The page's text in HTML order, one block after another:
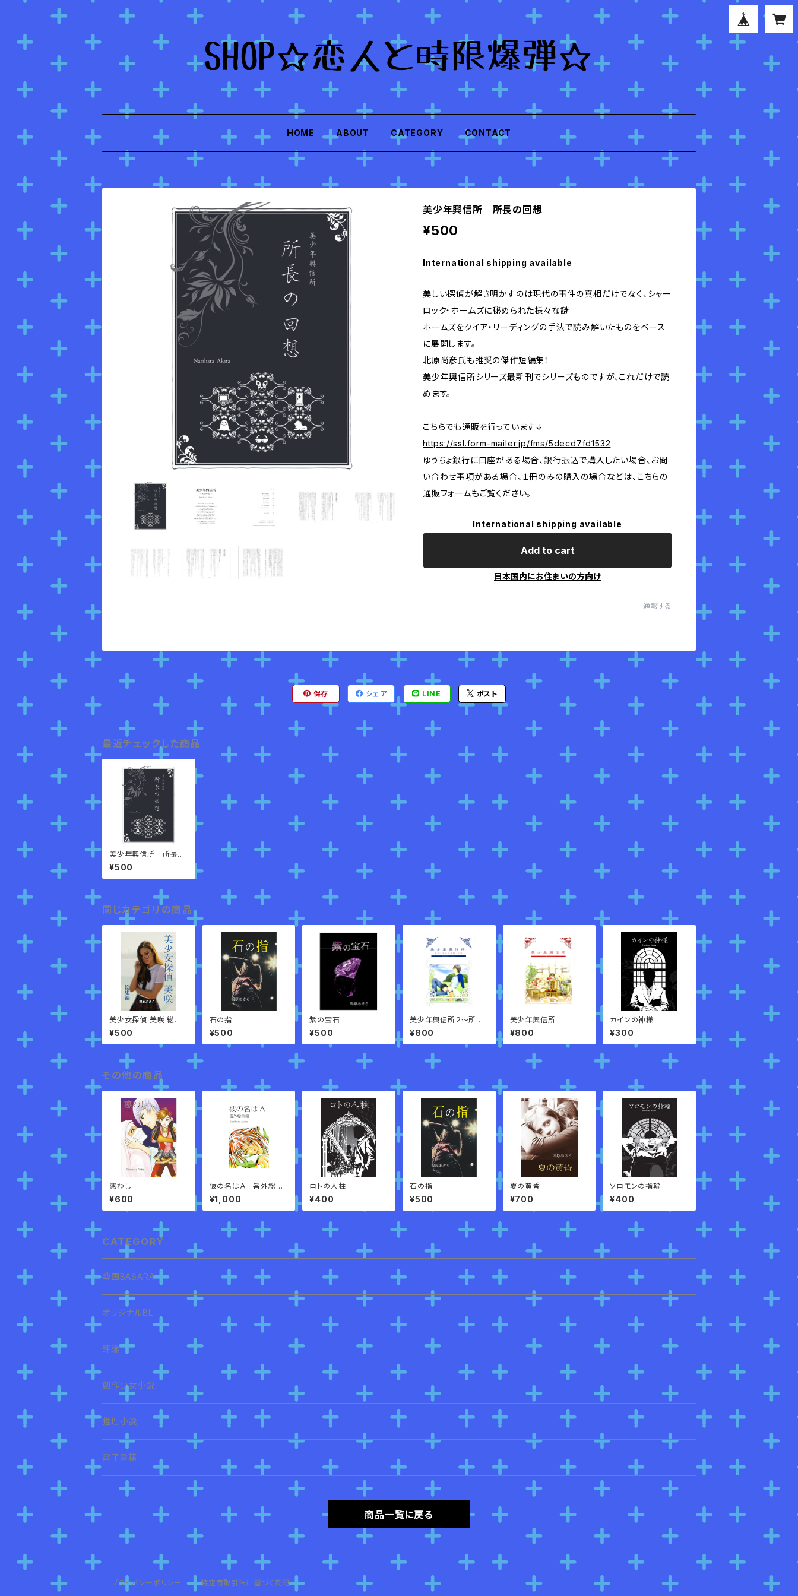
HOME ABOUT CATEGORY CONTACT
美少年興信所 所長の回想
¥500
International shipping available
美しい探偵が解き明かすのは現代の事件の真相だけでなく、シャー
ロック・ホームズに秘められた様々な謎――
ホームズをクイア・リーディングの手法で読み解いたものをベース
に展開します。
北原尚彦氏も推奨の傑作短編集！
美少年興信所シリーズ最新刊でシリーズものですが、これだけで読
めます。
こちらでも通販を行っています↓
https://ssl.form-mailer.jp/fms/5decd7fd1532
ゆうちょ銀行に口座がある場合、銀行振込で購入したい場合、お問
い合わせ事項がある場合、１冊のみの購入の場合などは、こちらの
通販フォームもご覧ください。
International shipping available
Add to cart
日本国内にお住まいの方向け
通報する
保存 シェア LINE ポスト
最近チェックした商品
美少年興信所 所長の
回想
¥500
同じカテゴリの商品
美少女探偵 美咲 総集
編
¥500
石の指
¥500
紫の宝石
¥500
美少年興信所２～所長
の逆襲～
¥800
美少年興信所
¥800
カインの神様
¥300
その他の商品
惑わし
¥600
彼の名はＡ 番外総集
編
¥1,000
ロトの人柱
¥400
石の指
¥500
夏の黄昏
¥700
ソロモンの指輪
¥400
CATEGORY
戦国BASARA
オリジナルBL
評論
創作少女小説
推理小説
電子書籍
商品一覧に戻る
プライバシーポリシー 特定商取引法に基づく表記